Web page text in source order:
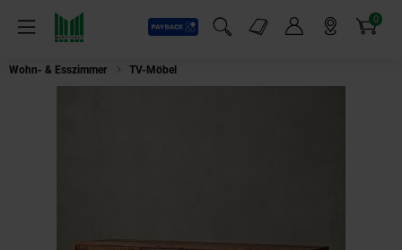
Menü
Payback
Suchfeld einblenden
Markt-Angebote 0
Artikel
Wohn- & Esszimmer TV-Möbel